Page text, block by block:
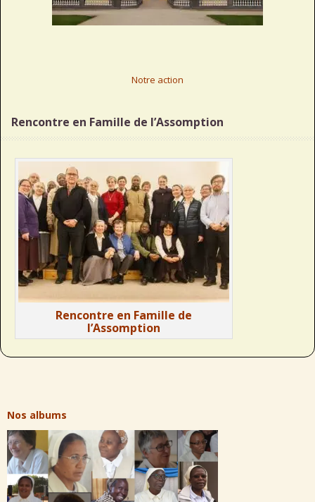
Notre action
Rencontre en Famille de l’Assomption
Rencontre en Famille de
l’Assomption
Nos albums